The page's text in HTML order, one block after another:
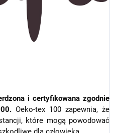
i certyfikowana zgodnie
Oeko-tex 100 zapewnia, że
które mogą powodować